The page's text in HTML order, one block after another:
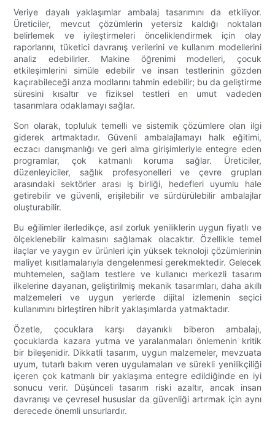
Veriye dayalı yaklaşımlar ambalaj tasarımını da etkiliyor.
Üreticiler, mevcut çözümlerin yetersiz kaldığı noktaları
belirlemek ve iyileştirmeleri önceliklendirmek için olay
raporlarını, tüketici davranış verilerini ve kullanım modellerini
analiz edebilirler. Makine öğrenimi modelleri, çocuk
etkileşimlerini simüle edebilir ve insan testlerinin gözden
kaçırabileceği arıza modlarını tahmin edebilir; bu da geliştirme
süresini kısaltır ve fiziksel testleri en umut vadeden
tasarımlara odaklamayı sağlar.
Son olarak, topluluk temelli ve sistemik çözümlere olan ilgi
giderek artmaktadır. Güvenli ambalajlamayı halk eğitimi,
eczacı danışmanlığı ve geri alma girişimleriyle entegre eden
programlar, çok katmanlı koruma sağlar. Üreticiler,
düzenleyiciler, sağlık profesyonelleri ve çevre grupları
arasındaki sektörler arası iş birliği, hedefleri uyumlu hale
getirebilir ve güvenli, erişilebilir ve sürdürülebilir ambalajlar
oluşturabilir.
Bu eğilimler ilerledikçe, asıl zorluk yeniliklerin uygun fiyatlı ve
ölçeklenebilir kalmasını sağlamak olacaktır. Özellikle temel
ilaçlar ve yaygın ev ürünleri için yüksek teknoloji çözümlerinin
maliyet kısıtlamalarıyla dengelenmesi gerekmektedir. Gelecek
muhtemelen, sağlam testlere ve kullanıcı merkezli tasarım
ilkelerine dayanan, geliştirilmiş mekanik tasarımları, daha akıllı
malzemeleri ve uygun yerlerde dijital izlemenin seçici
kullanımını birleştiren hibrit yaklaşımlarda yatmaktadır.
Özetle, çocuklara karşı dayanıklı biberon ambalajı,
çocuklarda kazara yutma ve yaralanmaları önlemenin kritik
bir bileşenidir. Dikkatli tasarım, uygun malzemeler, mevzuata
uyum, tutarlı bakım veren uygulamaları ve sürekli yenilikçiliği
içeren çok katmanlı bir yaklaşıma entegre edildiğinde en iyi
sonucu verir. Düşünceli tasarım riski azaltır, ancak insan
davranışı ve çevresel hususlar da güvenliği artırmak için aynı
derecede önemli unsurlardır.